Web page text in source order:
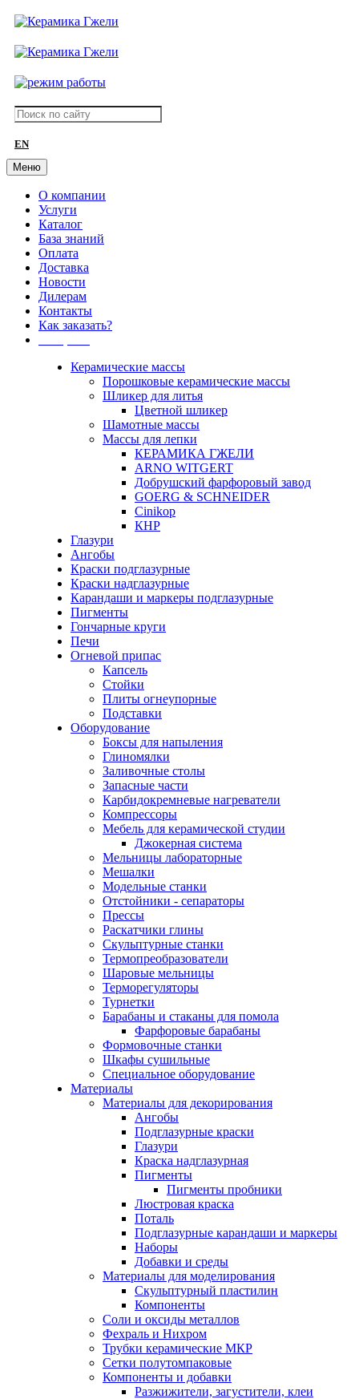
EN
Меню
О компании
Услуги
Каталог
База знаний
Оплата
Доставка
Новости
Дилерам
Контакты
Как заказать?
Керамические массы
Порошковые керамические массы
Шликер для литья
Цветной шликер
Шамотные массы
Массы для лепки
КЕРАМИКА ГЖЕЛИ
ARNO WITGERT
Добрушский фарфоровый завод
GOERG & SCHNEIDER
Cinikop
КНР
Глазури
Ангобы
Краски подглазурные
Краски надглазурные
Карандаши и маркеры подглазурные
Пигменты
Гончарные круги
Печи
Огневой припас
Капсель
Стойки
Плиты огнеупорные
Подставки
Оборудование
Боксы для напыления
Глиномялки
Заливочные столы
Запасные части
Карбидокремневые нагреватели
Компрессоры
Мебель для керамической студии
Джокерная система
Мельницы лабораторные
Мешалки
Модельные станки
Отстойники - сепараторы
Прессы
Раскатчики глины
Скульптурные станки
Термопреобразователи
Шаровые мельницы
Терморегуляторы
Турнетки
Барабаны и стаканы для помола
Фарфоровые барабаны
Формовочные станки
Шкафы сушильные
Специальное оборудование
Материалы
Материалы для декорирования
Ангобы
Подглазурные краски
Глазури
Краска надглазурная
Пигменты
Пигменты пробники
Люстровая краска
Поталь
Подглазурные карандаши и маркеры
Наборы
Добавки и среды
Материалы для моделирования
Скульптурный пластилин
Компоненты
Соли и оксиды металлов
Фехраль и Нихром
Трубки керамические МКР
Сетки полутомпаковые
Компоненты и добавки
Разжижители, загустители, клеи